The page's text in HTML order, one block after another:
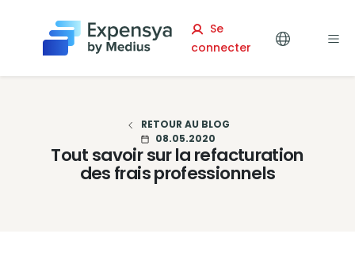
Expensya
Se
connecter
RETOUR AU BLOG
08.05.2020
Tout savoir sur la refacturation
des frais professionnels